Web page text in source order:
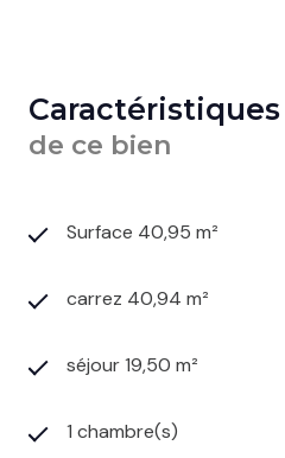
Caractéristiques
de ce bien
Surface 40,95 m²
carrez 40,94 m²
séjour 19,50 m²
1 chambre(s)